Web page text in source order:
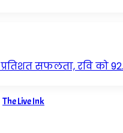
सफलता, रवि को
The Live Ink